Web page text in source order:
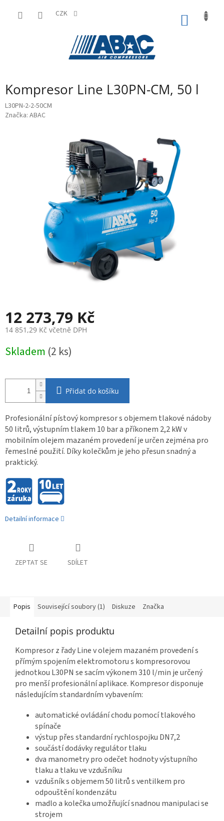
CZK
Kompresor Line L30PN-CM, 50 l
L30PN-2-2-50CM
Značka: ABAC
12 273,79 Kč
14 851,29 Kč včetně DPH
cena:
Skladem (2 ks)
Přidat do košíku
Profesionální pístový kompresor s objemem tlakové nádoby
50 litrů, výstupním tlakem 10 bar a příkonem 2,2 kW v
mobilním olejem mazaném provedení je určen zejména pro
řemeslné použití. Díky kolečkům je jeho přesun snadný a
praktický.
Detailní informace
ZEPTAT SE SDÍLET
Popis Související soubory (1) Diskuze Značka
Detailní popis produktu
Kompresor z řady Line v olejem mazaném provedení s
přímým spojením elektromotoru s kompresorovou
jednotkou L30PN se sacím výkonem 310 l/min je určený
pro menší profesionální aplikace. Kompresor disponuje
následujícím standardním vybavením:
automatické ovládání chodu pomocí tlakového
spínače
výstup přes standardní rychlospojku DN7,2
součástí dodávky regulátor tlaku
dva manometry pro odečet hodnoty výstupního
tlaku a tlaku ve vzdušníku
vzdušník s objemem 50 litrů s ventilkem pro
odpouštění kondenzátu
madlo a kolečka umožňující snadnou manipulaci se
strojem